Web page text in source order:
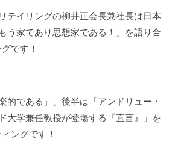
テイリングの柳井正会長兼社長は日本
う家であり思想家である！」を語り合
です！
的である」、後半は「アンドリュー・
大学兼任教授が登場する『直言』」を
ングです！